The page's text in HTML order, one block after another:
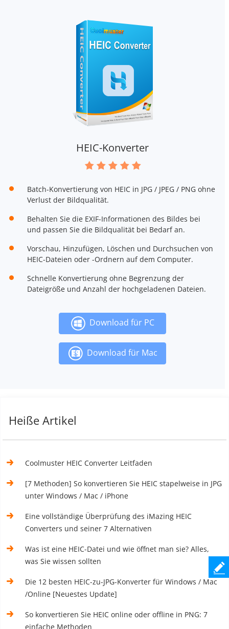
HEIC-Konverter
Batch-Konvertierung von HEIC in JPG / JPEG / PNG ohne
Verlust der Bildqualität.
Behalten Sie die EXIF-Informationen des Bildes bei
und passen Sie die Bildqualität bei Bedarf an.
Vorschau, Hinzufügen, Löschen und Durchsuchen von
HEIC-Dateien oder -Ordnern auf dem Computer.
Schnelle Konvertierung ohne Begrenzung der
Dateigröße und Anzahl der hochgeladenen Dateien.
Download für PC
Download für Mac
Heiße Artikel
Coolmuster HEIC Converter Leitfaden
[7 Methoden] So konvertieren Sie HEIC stapelweise in JPG
unter Windows / Mac / iPhone
Eine vollständige Überprüfung des iMazing HEIC
Converters und seiner 7 Alternativen
Was ist eine HEIC-Datei und wie öffnet man sie? Alles,
was Sie wissen sollten
Die 12 besten HEIC-zu-JPG-Konverter für Windows / Mac
/Online [Neuestes Update]
So konvertieren Sie HEIC online oder offline in PNG: 7
einfache Methoden